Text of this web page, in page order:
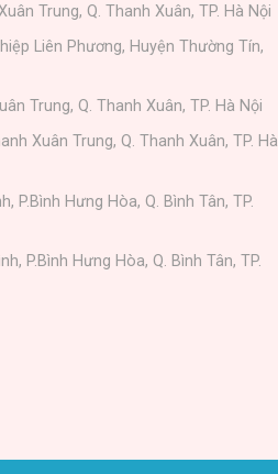
Trung, Q. Thanh Xuân, TP. Hà Nội
Liên Phương, Huyện Thường Tín,
Trung, Q. Thanh Xuân, TP. Hà Nội
Xuân Trung, Q. Thanh Xuân, TP. Hà
P.Bình Hưng Hòa, Q. Bình Tân, TP.
P.Bình Hưng Hòa, Q. Bình Tân, TP.